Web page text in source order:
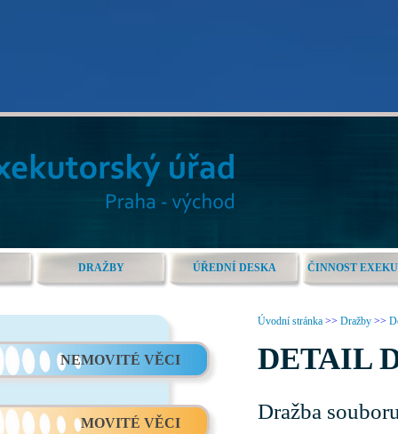
DRAŽBY ÚŘEDNÍ DESKA ČINNOST
NEMOVITÉ VĚCI
MOVITÉ VĚCI
Úvodní stránka >> Dražby >>
DETAIL
Dražba